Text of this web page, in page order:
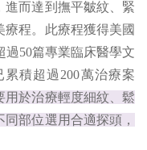
進而達到撫平皺紋、緊
程。此療程獲得美國
50篇專業臨床醫學文
積超過200萬治療案
用於治療輕度細紋、鬆
部位選用合適探頭，